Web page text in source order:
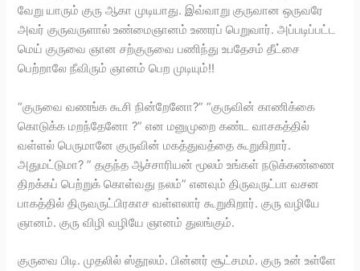
வேறு யாரும் குரு ஆகா முடியாது. இவ்வாறு குருவான ஒருவரே
அவர் குருவருளால் உண்மைஞானம் உணரப் பெறுவார். அப்படிப்பட்ட
மெய் குருவை ஞான சற்குருவை பணிந்து உபதேசம் தீட்சை
பெற்றாலே நீவிரும் ஞானம் பெற முடியும்!!
“குருவை வணங்க கூசி நின்றேனோ?” “குருவின் காணிக்கை
கொடுக்க மறந்தேனோ ?” என மனுமுறை கண்ட வாசகத்தில்
வள்ளல் பெருமானே குருவின் மகத்துவத்தை கூறுகிறார்.
அதுமட்டுமா? ” தகுந்த ஆச்சாரியன் மூலம் உங்கள் நடுக்கண்ணை
திறக்கப் பெற்றுக் கொள்வது நலம்” எனவும் திருவருட்பா வசன
பாகத்தில் திருவருட்பிரகாச வள்ளலார் கூறுகிறார். குரு வழியே
ஞானம். குரு விழி வழியே ஞானம் துலங்கும்.
குருவை பிடி. முதலில் ஸ்தூலம். பின்னர் சூட்சமம். குரு உன் உள்ளே